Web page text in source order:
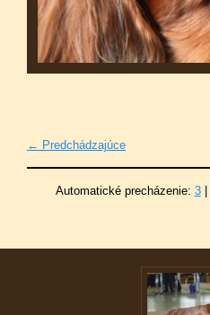
← Predchádzajúce
Automatické precházenie: 3|